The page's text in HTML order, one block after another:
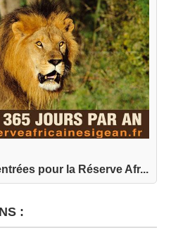
pour la Réserve Afr...
: